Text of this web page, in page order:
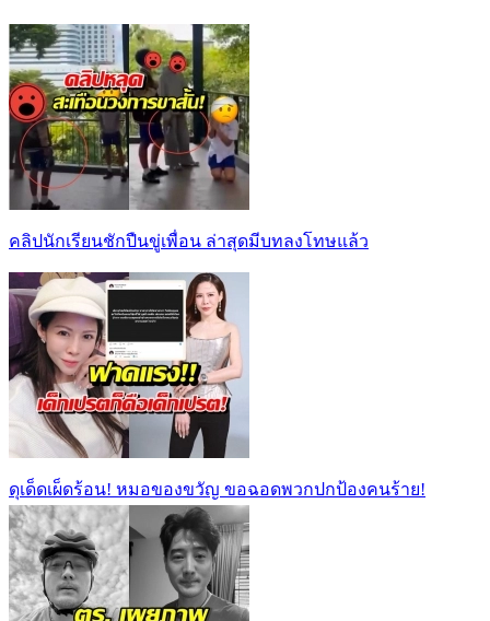
คลิปนักเรียนชักปืนขู่เพื่อน ล่าสุดมีบทลงโทษแล้ว
ดุเด็ดเผ็ดร้อน! หมอของขวัญ ขอฉอดพวกปกป้องคนร้าย!